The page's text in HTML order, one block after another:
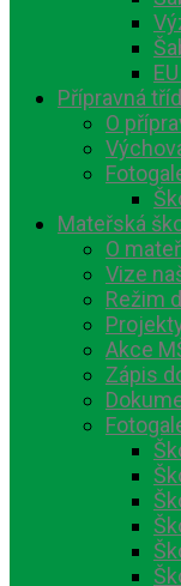
Přípravná
O
Mateřská
O
Vize
Režim
Akce
Zápis